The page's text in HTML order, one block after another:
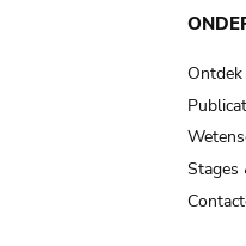
Stages